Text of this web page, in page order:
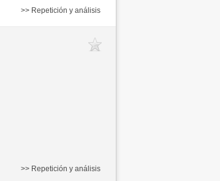
>> Repetición y análisis
>> Repetición y análisis